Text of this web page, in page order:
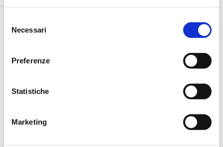
categorie di cookie accettare.
Per maggiori informazioni, consulta le nostre pagine
delNecessari
Preferenze
Statistiche
Marketing